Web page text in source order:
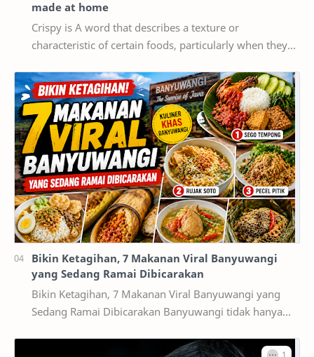
made at home
Crispy is A word that describes a texture or
characteristic of certain foods, particularly when they
Bikin Ketagihan, 7 Makanan Viral Banyuwangi
yang Sedang Ramai Dibicarakan
Bikin Ketagihan, 7 Makanan Viral Banyuwangi yang
Sedang Ramai Dibicarakan Banyuwangi tidak hanya